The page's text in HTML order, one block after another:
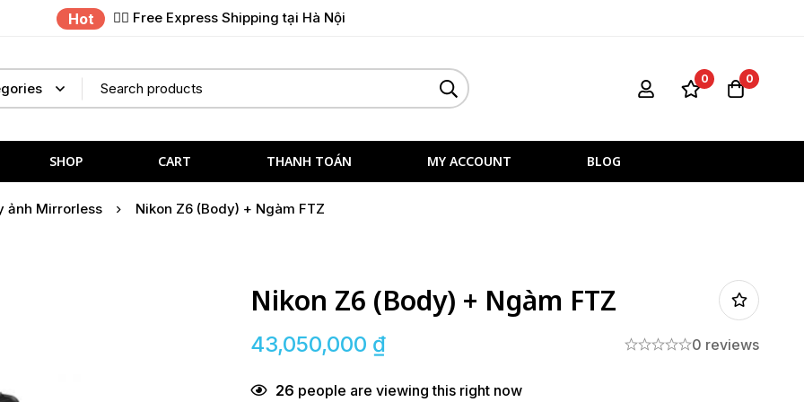
Hot ✌🏼 Free Express Shipping tại Hà Nội
0 0
SHOP CART THANH TOÁN MY ACCOUNT BLOG
ảnh Mirrorless Nikon Z6 (Body) + Ngàm FTZ
Nikon Z6 (Body) + Ngàm FTZ
43,050,000 ₫ 0 reviews
26 people are viewing this right now